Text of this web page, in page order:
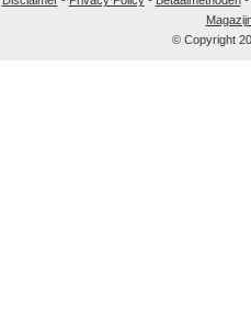
© Copyright